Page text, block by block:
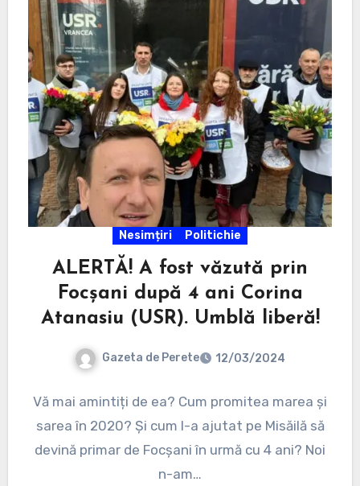
Nesimțiri Politichie
ALERTĂ! A fost văzută prin
Focșani după 4 ani Corina
Atanasiu (USR). Umblă liberă!
Gazeta de Perete 12/03/2024
Vă mai amintiți de ea? Cum promitea marea și
sarea în 2020? Și cum l-a ajutat pe Misăilă să
devină primar de Focșani în urmă cu 4 ani? Noi
n-am…